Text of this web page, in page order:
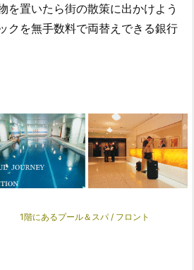
を置いたら街の散策に出かけよう
クを無手数料で両替えできる銀行
＆スパ / フロント